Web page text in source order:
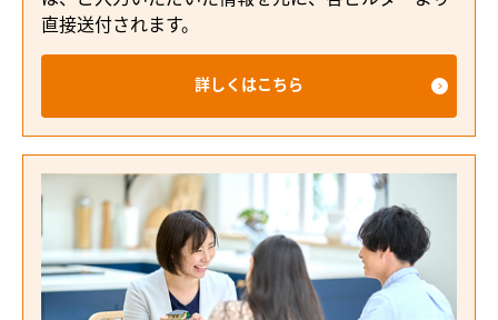
直接送付されます。
詳しくはこちら